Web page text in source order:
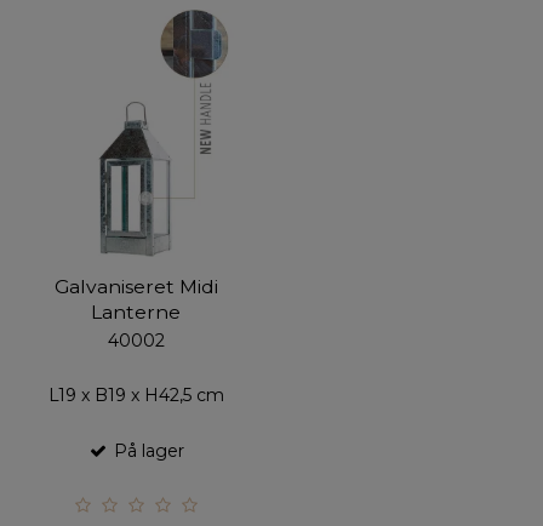
Galvaniseret Midi
Lanterne
40002
L19 x B19 x H42,5 cm
På lager